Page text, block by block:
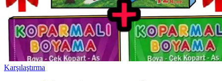
Karşılaştırma